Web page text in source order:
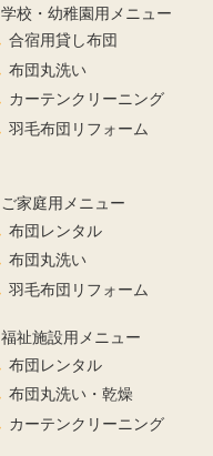
学校・幼稚園用メニュー
合宿用貸し布団
布団丸洗い
カーテンクリーニング
羽毛布団リフォーム
ご家庭用メニュー
布団レンタル
布団丸洗い
羽毛布団リフォーム
福祉施設用メニュー
布団レンタル
布団丸洗い・乾燥
カーテンクリーニング